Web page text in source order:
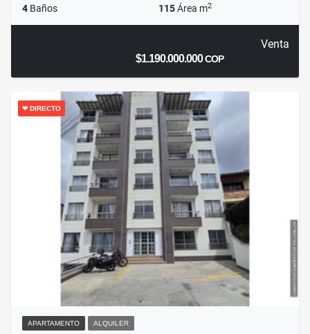
4 Baños 115Área m2
Venta
$1.190.000.000COP
❤ DIRECTO
APARTAMENTO ALQUILER